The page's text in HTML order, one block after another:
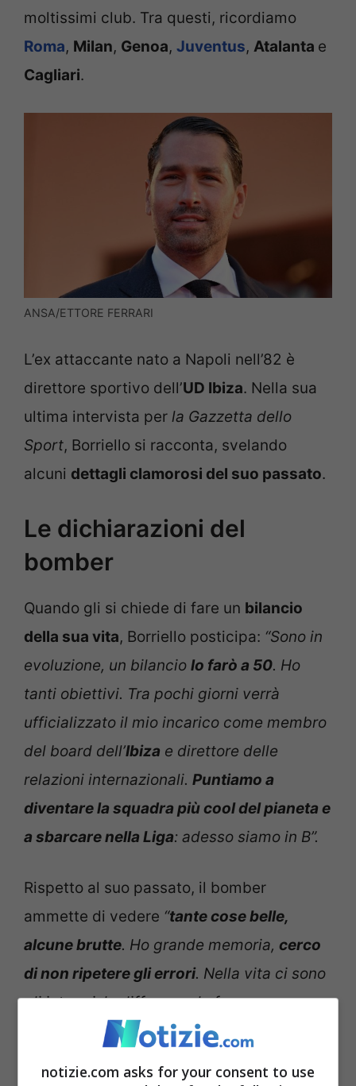
moltissimi club. Tra questi, ricordiamo
Roma, Milan, Genoa, Juventus, Atalanta e
Cagliari.
ANSA/ETTORE FERRARI
L’ex attaccante nato a Napoli nell’82 è
direttore sportivo dell’UD Ibiza. Nella sua
ultima intervista per la Gazzetta dello
Sport, Borriello si racconta, svelando
alcuni dettagli clamorosi del suo passato.
Le dichiarazioni del
bomber
Quando gli si chiede di fare un bilancio
della sua vita, Borriello posticipa: “Sono in
evoluzione, un bilancio lo farò a 50. Ho
tanti obiettivi. Tra pochi giorni verrà
ufficializzato il mio incarico come membro
del board dell’Ibiza e direttore delle
relazioni internazionali. Puntiamo a
diventare la squadra più cool del pianeta e
a sbarcare nella Liga: adesso siamo in B”.
Rispetto al suo passato, il bomber
ammette di vedere “tante cose belle,
alcune brutte. Ho grande memoria, cerco
di non ripetere gli errori. Nella vita ci sono
gli intoppi, la differenza la fa come
Rispetto alla sua propensione al
notizie.com asks for your consent to use